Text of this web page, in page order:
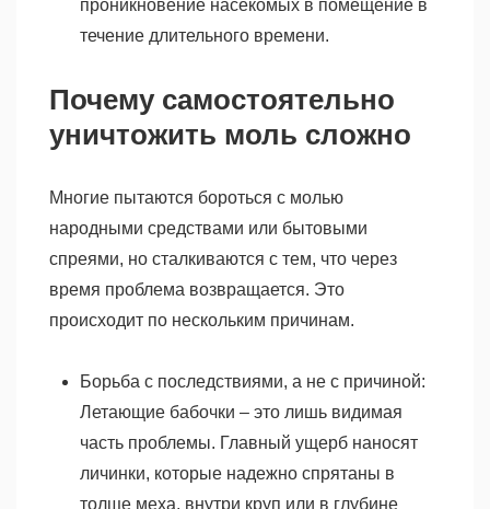
проникновение насекомых в помещение в
течение длительного времени.
Почему самостоятельно
уничтожить моль сложно
Многие пытаются бороться с молью
народными средствами или бытовыми
спреями, но сталкиваются с тем, что через
время проблема возвращается. Это
происходит по нескольким причинам.
Борьба с последствиями, а не с причиной:
Летающие бабочки – это лишь видимая
часть проблемы. Главный ущерб наносят
личинки, которые надежно спрятаны в
толще меха, внутри круп или в глубине